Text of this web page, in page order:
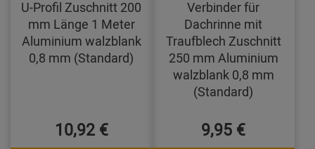
U-Profil Zuschnitt 200
mm Länge 1 Meter
Aluminium walzblank
0,8 mm (Standard)
10,92 €
Verbinder für
Dachrinne mit
Traufblech Zuschnitt
250 mm Aluminium
walzblank 0,8 mm
(Standard)
9,95 €